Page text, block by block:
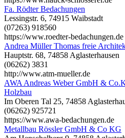
Fa. Rödter Bedachungen
Lessingstr. 6, 74915 Waibstadt
(07263) 918560
https://www.roedter-bedachungen.de
Andrea Müller Thomas freie
Hauptstr. 68, 74858 Aglasterhausen
(06262) 3831
http://www.atm-mueller.de
AWA Andreas Weber GmbH &
Holzbau
Im Oberen Tal 25, 74858
(06262) 925721
https://www.awa-bedachungen.de
Metallbau Rössler GmbH & Co KG